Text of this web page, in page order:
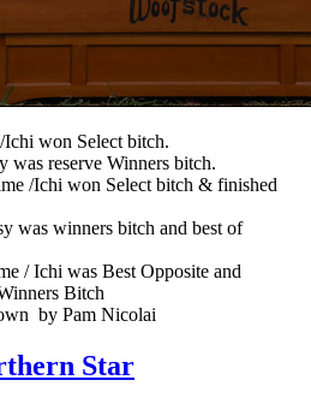
won Select bitch.
was reserve Winners bitch.
/Ichi won Select bitch & finished
was winners bitch and best of
/ Ichi was Best Opposite and
Bitch
by Pam Nicolai
Star